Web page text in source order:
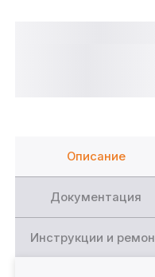
Описание
Документация
Инструкции и